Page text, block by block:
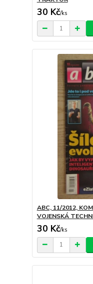
30 Kč/ks
ABC, 11/2012,
VOJENSKÁ
30 Kč/ks